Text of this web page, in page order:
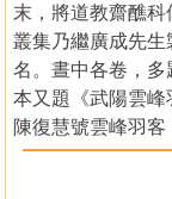
末，將道教齋醮
叢集乃繼廣成先生
名。晝中各卷，
本又題《武陽雲峰
陳復慧號雲峰羽
系陳仲遠蒐集杜
成。個別文本又